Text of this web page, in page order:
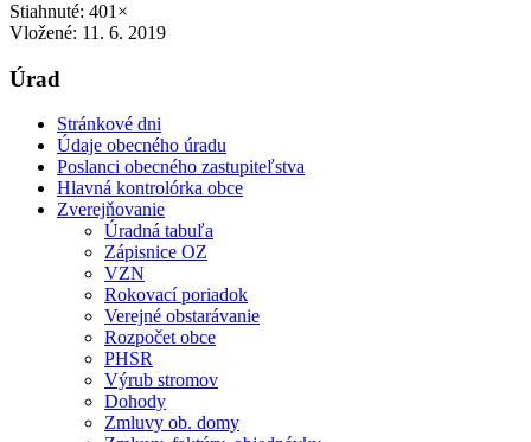
Stiahnuté: 401×
Vložené: 11. 6. 2019
Úrad
Stránkové dni
Údaje obecného úradu
Poslanci obecného zastupiteľstva
Hlavná kontrolórka obce
Zverejňovanie
Úradná tabuľa
Zápisnice OZ
VZN
Rokovací poriadok
Verejné obstarávanie
Rozpočet obce
PHSR
Výrub stromov
Dohody
Zmluvy ob. domy